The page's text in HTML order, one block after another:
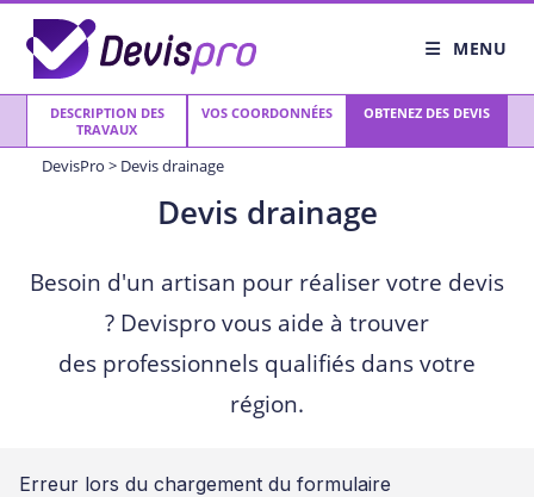
content
MENU
DESCRIPTION DES
TRAVAUX
VOS COORDONNÉES OBTENEZ DES DEVIS
DevisPro > Devis drainage
Devis drainage
Besoin d'un artisan pour réaliser votre devis
? Devispro vous aide à trouver
des professionnels qualifiés dans votre
région.
Erreur lors du chargement du formulaire